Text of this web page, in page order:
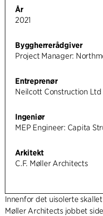
År
2021
Byggherrerådgiver
Project Manager:
Entreprenør
Neilcott Construction Ltd
Ingeniør
MEP Engineer: Capita
Arkitekt
C.F. Møller Architects
Innenfor det uisolerte
Møller Architects jobbet